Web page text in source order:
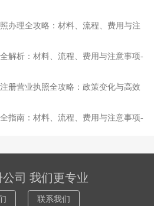
办理全攻略：材料、流程、费用与注
解析：材料、流程、费用与注意事项-
册营业执照全攻略：政策变化与高效
指南：材料、流程、费用与注意事项-
司 我们更专业
联系我们